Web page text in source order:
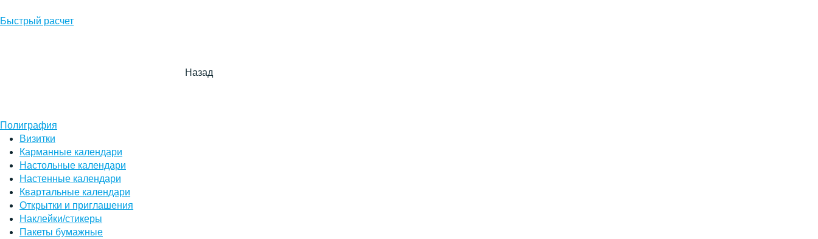
Быстрый расчет
Назад
Полиграфия
Визитки
Карманные календари
Настольные календари
Настенные календари
Квартальные календари
Открытки и приглашения
Наклейки/стикеры
Пакеты бумажные